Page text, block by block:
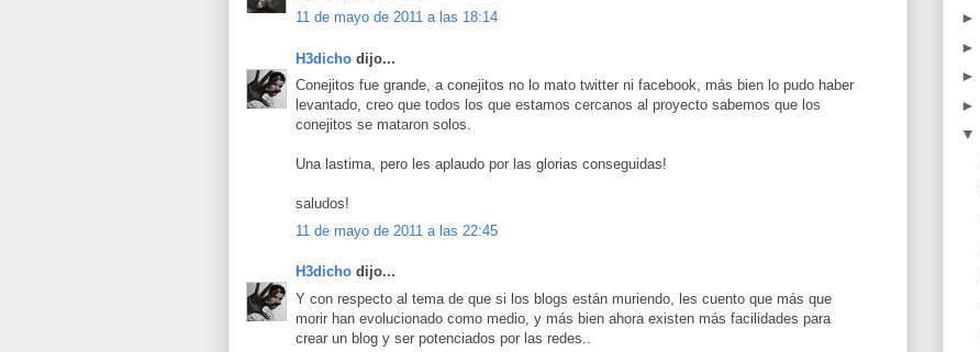
11 de mayo de 2011 a las 18:14
H3dicho dijo...
Conejitos fue grande, a conejitos no lo mato twitter ni facebook, más bien lo pudo haber
levantado, creo que todos los que estamos cercanos al proyecto sabemos que los
conejitos se mataron solos.
Una lastima, pero les aplaudo por las glorias conseguidas!
saludos!
11 de mayo de 2011 a las 22:45
H3dicho dijo...
Y con respecto al tema de que si los blogs están muriendo, les cuento que más que
morir han evolucionado como medio, y más bien ahora existen más facilidades para
crear un blog y ser potenciados por las redes..
►
►
►
►
▼